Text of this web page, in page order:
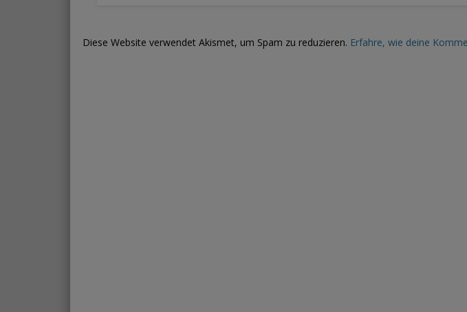
Diese Website verwendet Akismet, um Spam zu reduzieren. Erfahre, wie deine